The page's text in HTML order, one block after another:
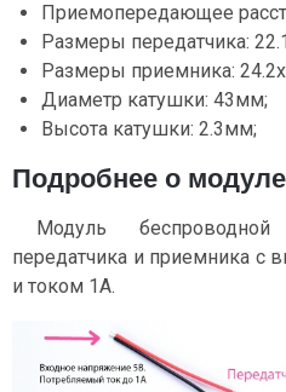
Приемопередающее
Размеры передатчика:
Размеры приемника:
Диаметр катушки: 43мм;
Высота катушки: 2.3мм;
Подробнее о модуле
Модуль
передатчика и приемника
и током 1А.